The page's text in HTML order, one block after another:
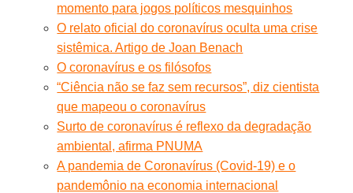
momento para jogos políticos mesquinhos
O relato oficial do coronavírus oculta uma crise
sistêmica. Artigo de Joan Benach
O coronavírus e os filósofos
“Ciência não se faz sem recursos”, diz cientista
que mapeou o coronavírus
Surto de coronavírus é reflexo da degradação
ambiental, afirma PNUMA
A pandemia de Coronavírus (Covid-19) e o
pandemônio na economia internacional